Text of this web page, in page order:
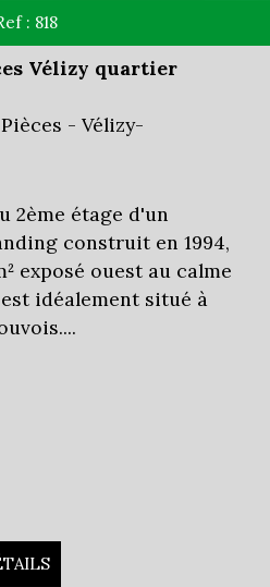
: 818
Vélizy quartier
- Vélizy-
2ème étage d'un
construit en 1994,
exposé ouest au calme
idéalement situé à